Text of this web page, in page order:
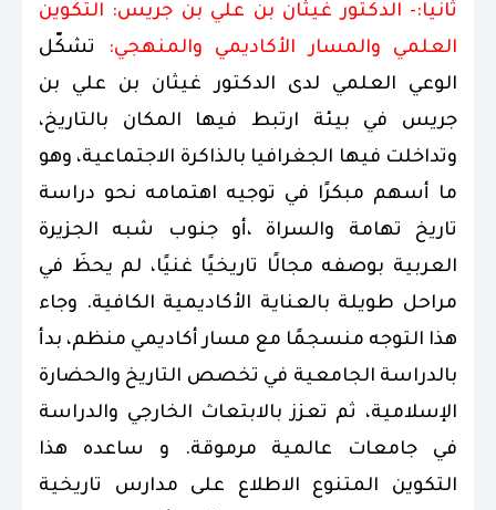
ثانيا:- الدكتور غيثان بن علي بن جريس: التكوين
العلمي والمسار الأكاديمي والمنهجي:
تشكّل
الوعي العلمي لدى الدكتور غيثان بن علي بن
جريس في بيئة ارتبط فيها المكان بالتاريخ،
وتداخلت فيها الجغرافيا بالذاكرة الاجتماعية، وهو
ما أسهم مبكرًا في توجيه اهتمامه نحو دراسة
تاريخ تهامة والسراة ،أو جنوب شبه الجزيرة
العربية بوصفه مجالًا تاريخيًا غنيًا، لم يحظَ في
مراحل طويلة بالعناية الأكاديمية الكافية. وجاء
هذا التوجه منسجمًا مع مسار أكاديمي منظم، بدأ
بالدراسة الجامعية في تخصص التاريخ والحضارة
الإسلامية، ثم تعزز بالابتعاث الخارجي والدراسة
في جامعات عالمية مرموقة. و ساعده هذا
التكوين المتنوع الاطلاع على مدارس تاريخية